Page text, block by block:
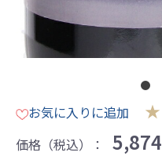
お気に入りに追加 ★
価格（税込）：
5,874